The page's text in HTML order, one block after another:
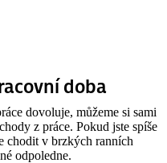
doba
dovoluje, můžeme si sami
z práce. Pokud jste spíše
chodit v brzkých ranních
odpoledne.